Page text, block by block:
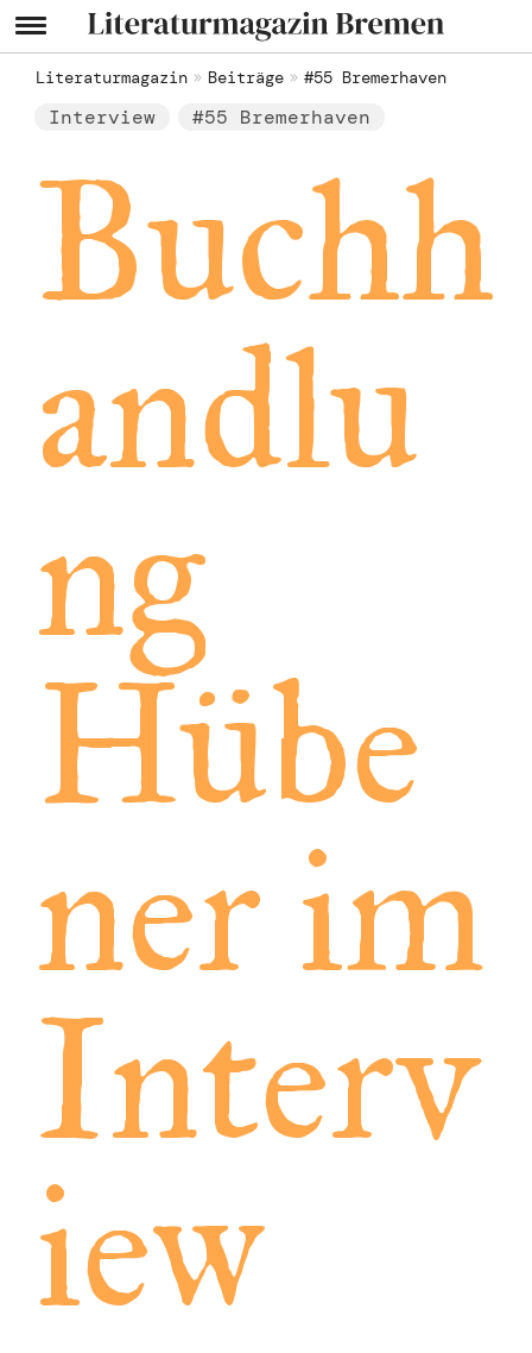
Literaturmagazin Beiträge #55 Bremerhaven
Interview #55 Bremerhaven
Buchh
andlu
ng
Hübe
ner im
Interv
iew